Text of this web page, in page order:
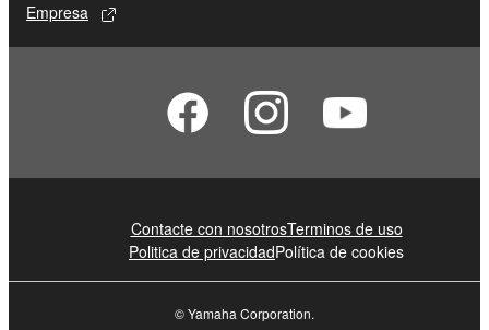
Empresa
Contacte con nosotrosTerminos de uso
Politica de privacidadPolítica de cookies
© Yamaha Corporation.